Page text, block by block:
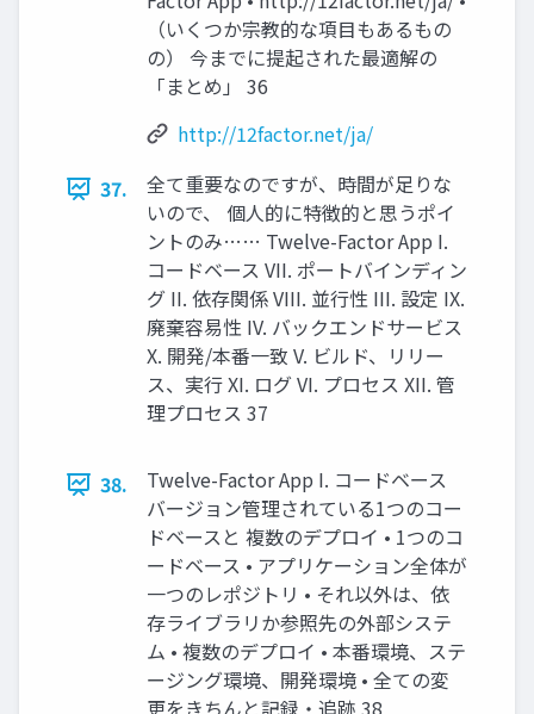
（いくつか宗教的な項目もあるもの
の） 今までに提起された最適解の
「まとめ」 36
http://12factor.net/ja/
37.
全て重要なのですが、時間が足りな
いので、 個人的に特徴的と思うポイ
ントのみ…… Twelve-Factor App I.
コードベース VII. ポートバインディン
グ II. 依存関係 VIII. 並行性 III. 設定 IX.
廃棄容易性 IV. バックエンドサービス
X. 開発/本番一致 V. ビルド、リリー
ス、実行 XI. ログ VI. プロセス XII. 管
理プロセス 37
38.
Twelve-Factor App I. コードベース
バージョン管理されている1つのコー
ドベースと 複数のデプロイ • 1つのコ
ードベース • アプリケーション全体が
一つのレポジトリ • それ以外は、依
存ライブラリか参照先の外部システ
ム • 複数のデプロイ • 本番環境、ステ
ージング環境、開発環境 • 全ての変